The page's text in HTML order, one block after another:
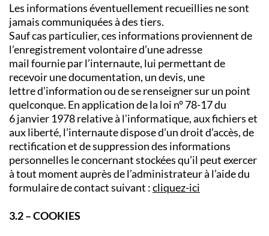
Les informations éventuellement recueillies ne sont
jamais communiquées à des tiers.
Sauf cas particulier, ces informations proviennent de
l’enregistrement volontaire d’une adresse
mail fournie par l’internaute, lui permettant de
recevoir une documentation, un devis, une
lettre d’information ou de se renseigner sur un point
quelconque. En application de la loi n° 78-17 du
6 janvier 1978 relative à l’informatique, aux fichiers et
aux liberté, l’internaute dispose d’un droit d’accès, de
rectification et de suppression des informations
personnelles le concernant stockées qu’il peut exercer
à tout moment auprès de l’administrateur à l’aide du
formulaire de contact suivant :cliquez-ici
3.2 – COOKIES